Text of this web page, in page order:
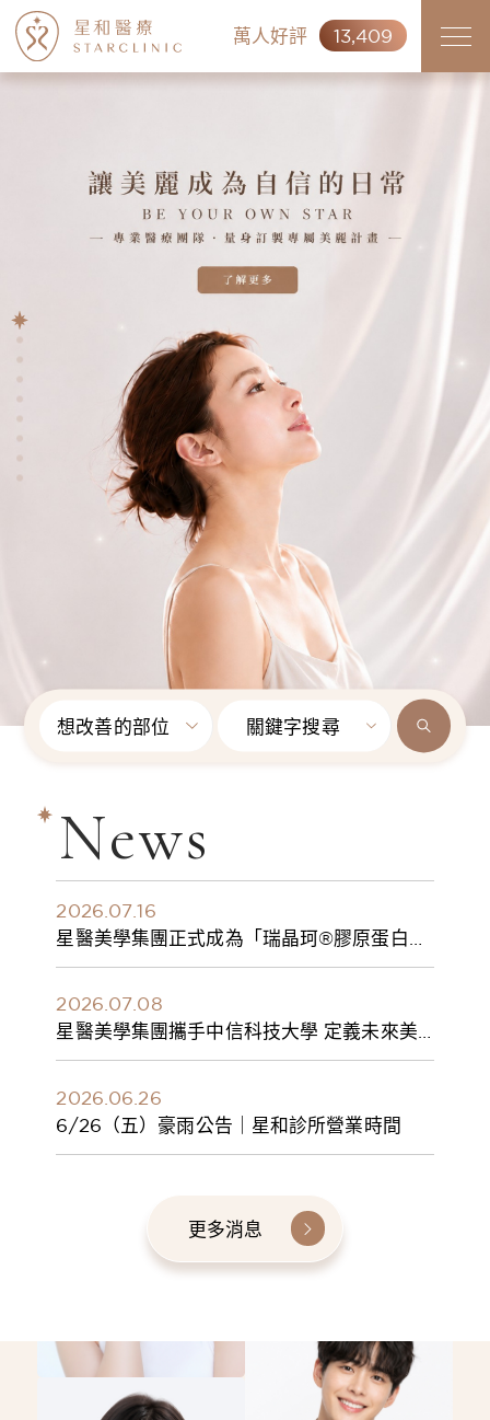
萬人好評 13,409
想改善的部位 關鍵字搜尋
News
2026.07.16
星醫美學集團正式成為「瑞晶珂®膠原蛋白植
入劑」台灣獨家總代理
2026.07.08
星醫美學集團攜手中信科技大學 定義未來美
學人才新標準 建構健康美學產學共育模式 串
2026.06.26
6/26（五）豪雨公告｜星和診所營業時間
更多消息